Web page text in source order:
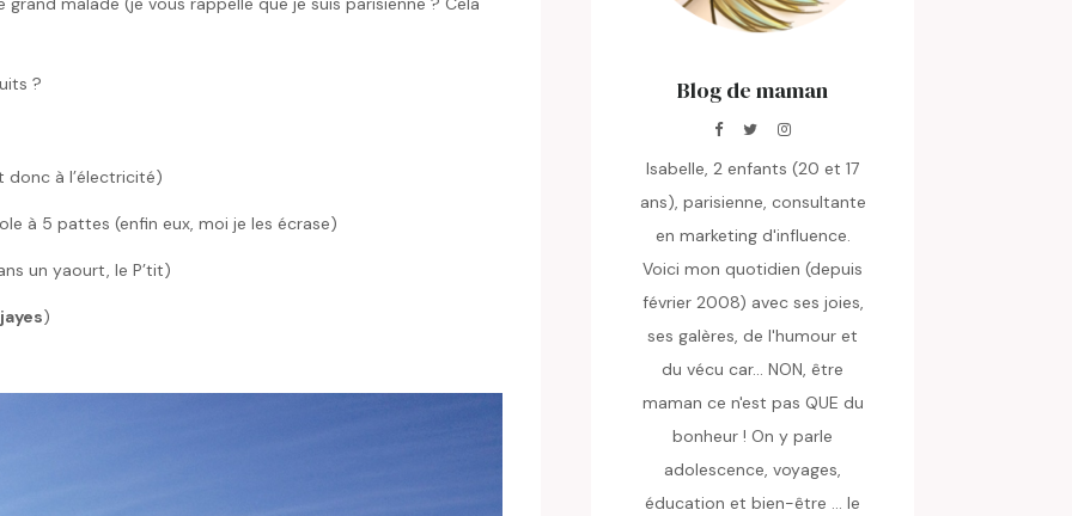
?
donc à l’électricité)
à 5 pattes (enfin eux, moi je les écrase)
un yaourt, le P’tit)
)
Blog de maman
Isabelle, 2 enfants (20 et 17
ans), parisienne, consultante
en marketing d'influence.
Voici mon quotidien (depuis
février 2008) avec ses joies,
ses galères, de l'humour et
du vécu car... NON, être
maman ce n'est pas QUE du
bonheur ! On y parle
adolescence, voyages,
éducation et bien-être ... le